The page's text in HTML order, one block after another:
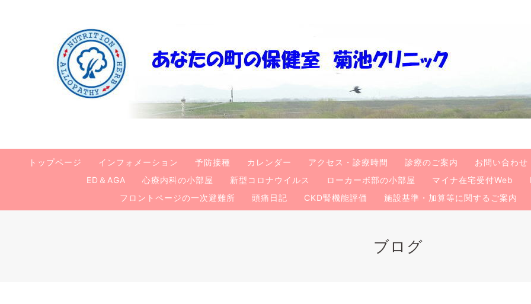
トップページ インフォメーション 予防接種 カレンダー アクセス・診療時間 診療のご案内
お問い合わせ
ED＆AGA
心療内科の小部屋 新型コロナウイルス ローカーボ部の小部屋 マイナ在宅受付Web
フロントページの一次避難所
頭痛日記 CKD腎機能評価 施設基準・加算等に関するご案内
ブログ